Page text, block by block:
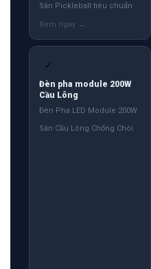
Sân Pickleball tiêu chuẩn
✓
Đèn pha module 200W
Cầu Lông
Đèn Pha LED Module 200W
Sân Cầu Lông Chống Chói